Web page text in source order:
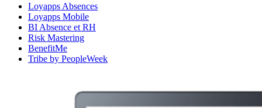
Loyapps Absences
Loyapps Mobile
BI Absence et RH
Risk Mastering
BenefitMe
Tribe by PeopleWeek